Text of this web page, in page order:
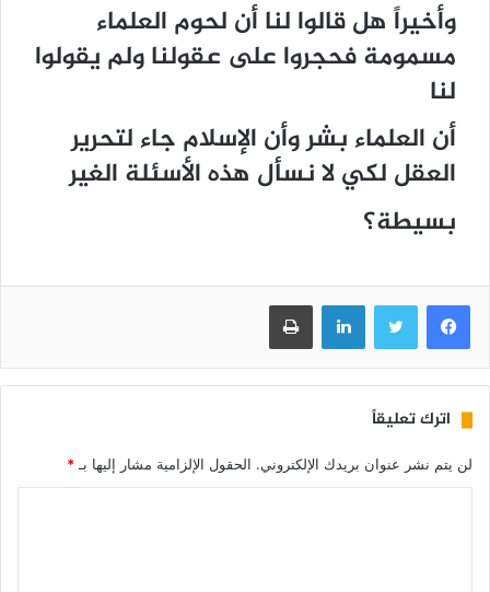
وأخيراً هل قالوا لنا أن لحوم العلماء
مسمومة فحجروا على عقولنا ولم يقولوا
لنا
أن العلماء بشر وأن الإسلام جاء لتحرير
العقل لكي لا نسأل هذه الأسئلة الغير
بسيطة؟
فيسبوك تويتر لينكدإن طباعة
اترك تعليقاً
لن يتم نشر عنوان بريدك الإلكتروني. الحقول الإلزامية مشار إليها بـ*